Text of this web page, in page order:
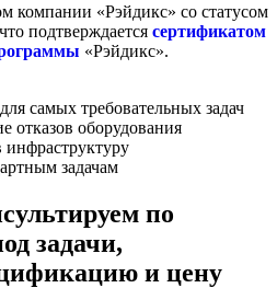
компании «Рэйдикс» со статусом
подтверждается сертификатом
«Рэйдикс».
самых требовательных задач
отказов оборудования
инфраструктуру
задачам
по
задачи,
и цену